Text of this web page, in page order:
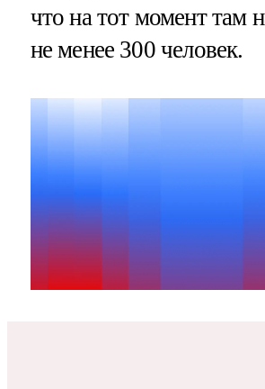
что на тот момент там
не менее 300 человек.